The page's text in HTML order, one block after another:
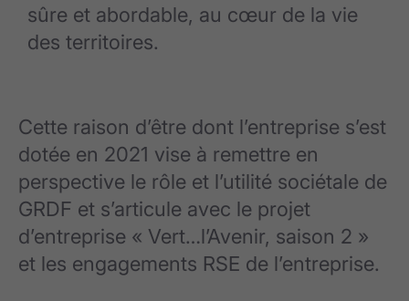
sûre et abordable, au cœur de la vie
des territoires.
Cette raison d’être dont l’entreprise s’est
dotée en 2021 vise à remettre en
perspective le rôle et l’utilité sociétale de
GRDF et s’articule avec le projet
d’entreprise « Vert…l’Avenir, saison 2 »
et les engagements RSE de l’entreprise.